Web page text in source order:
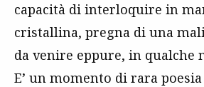
capacità di interloquire in
cristallina, pregna di una
da venire eppure, in qualche
E’ un momento di rara